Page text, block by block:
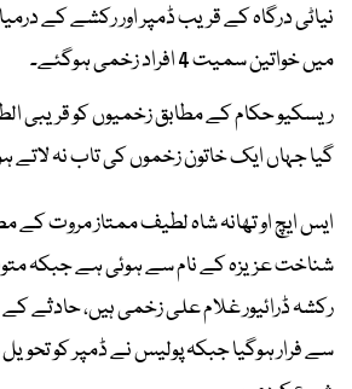
نیاٹی درگاہ کے قریب ڈمپر اور رکشے کے
میں خواتین سمیت 4 افراد زخمی ہوگئے۔
ریسکیو حکام کے مطابق زخمیوں کو قریبی
گیا جہاں ایک خاتون زخموں کی تاب نہ لاتے
ایس ایچ او تھانہ شاہ لطیف ممتاز مروت کے
شناخت عزیزہ کے نام سے ہوئی ہے جبکہ
رکشہ ڈرائیور غلام علی زخمی ہیں، حادثے کے
سے فرار ہوگیا جبکہ پولیس نے ڈمپر کو